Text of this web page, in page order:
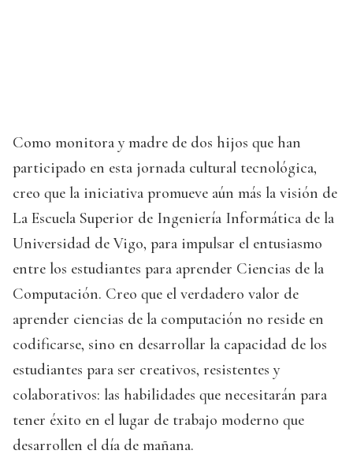
Como monitora y madre de dos hijos que han
participado en esta jornada cultural tecnológica,
creo que la iniciativa promueve aún más la visión de
La Escuela Superior de Ingeniería Informática de la
Universidad de Vigo, para impulsar el entusiasmo
entre los estudiantes para aprender Ciencias de la
Computación. Creo que el verdadero valor de
aprender ciencias de la computación no reside en
codificarse, sino en desarrollar la capacidad de los
estudiantes para ser creativos, resistentes y
colaborativos: las habilidades que necesitarán para
tener éxito en el lugar de trabajo moderno que
desarrollen el día de mañana.